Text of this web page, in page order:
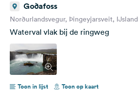
Goðafoss
Norðurlandsvegur, Þingeyjarsveit, IJsland
Waterval vlak bij de ringweg
Toon in lijst Toon op kaart